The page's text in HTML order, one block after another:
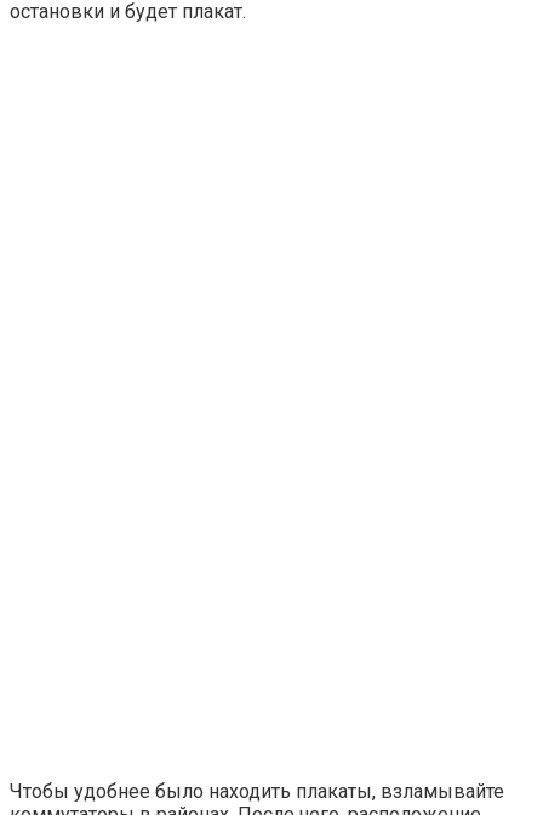
остановки и будет плакат.
Чтобы удобнее было находить плакаты, взламывайте